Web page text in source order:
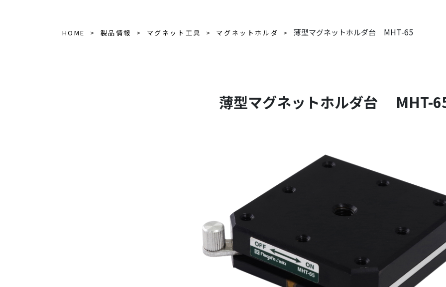
HOME 製品情報 マグネット工具 マグネットホルダ 薄型マグネットホルダ台MHT-65
薄型マグネットホルダ台 MHT-